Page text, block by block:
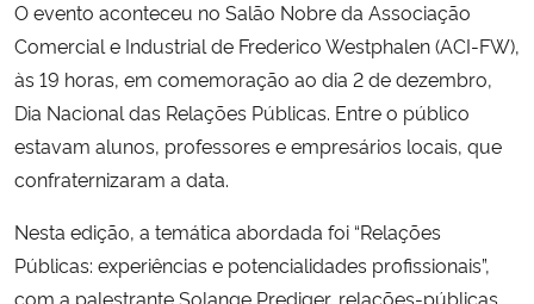
Advocacia-Geral da União
Banco Central do Brasil
Planalto
O evento aconteceu no Salão Nobre da Associação
Comercial e Industrial de Frederico Westphalen (ACI-FW),
às 19 horas, em comemoração ao dia 2 de dezembro,
Dia Nacional das Relações Públicas. Entre o público
estavam alunos, professores e empresários locais, que
confraternizaram a data.
Nesta edição, a temática abordada foi “Relações
Públicas: experiências e potencialidades profissionais”,
com a palestrante Solange Prediger, relações-públicas